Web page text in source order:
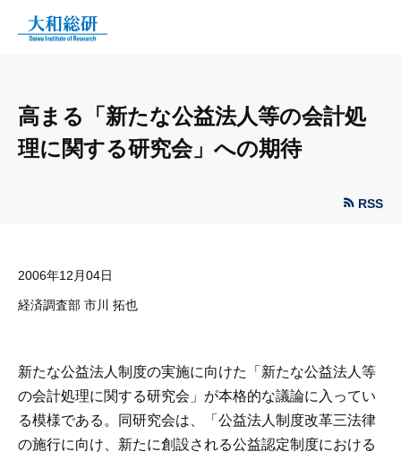
高まる「新たな公益法人等の会計処
理に関する研究会」への期待
RSS
2006年12月04日
経済調査部 市川 拓也
新たな公益法人制度の実施に向けた「新たな公益法人等
の会計処理に関する研究会」が本格的な議論に入ってい
る模様である。同研究会は、「公益法人制度改革三法律
の施行に向け、新たに創設される公益認定制度における